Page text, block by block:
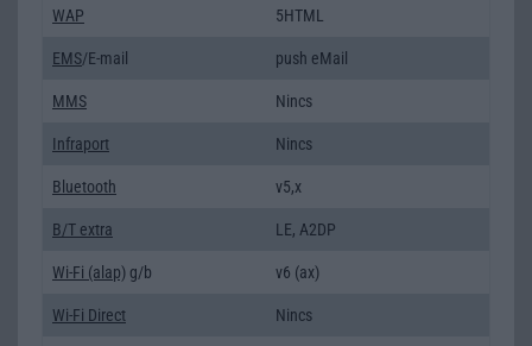
WAP 5HTML
EMS/E-mail push eMail
MMS Nincs
Infraport Nincs
Bluetooth v5,x
B/T extra LE, A2DP
Wi-Fi (alap) g/b v6 (ax)
Wi-Fi Direct Nincs